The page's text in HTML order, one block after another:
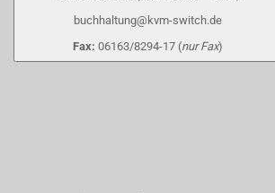
buchhaltung@kvm-switch.de
Fax: 06163/8294-17 (nur Fax)